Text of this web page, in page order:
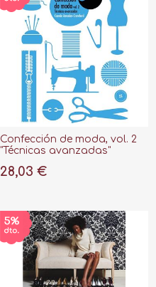
Confección de moda, vol. 2
"Técnicas avanzadas"
28,03 €